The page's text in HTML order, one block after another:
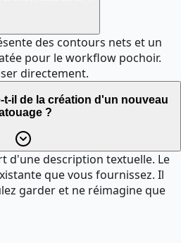
des contours nets et un
pour le workflow pochoir.
directement.
t-il de la création d'un nouveau
?
d'une description textuelle. Le
que vous fournissez. Il
garder et ne réimagine que